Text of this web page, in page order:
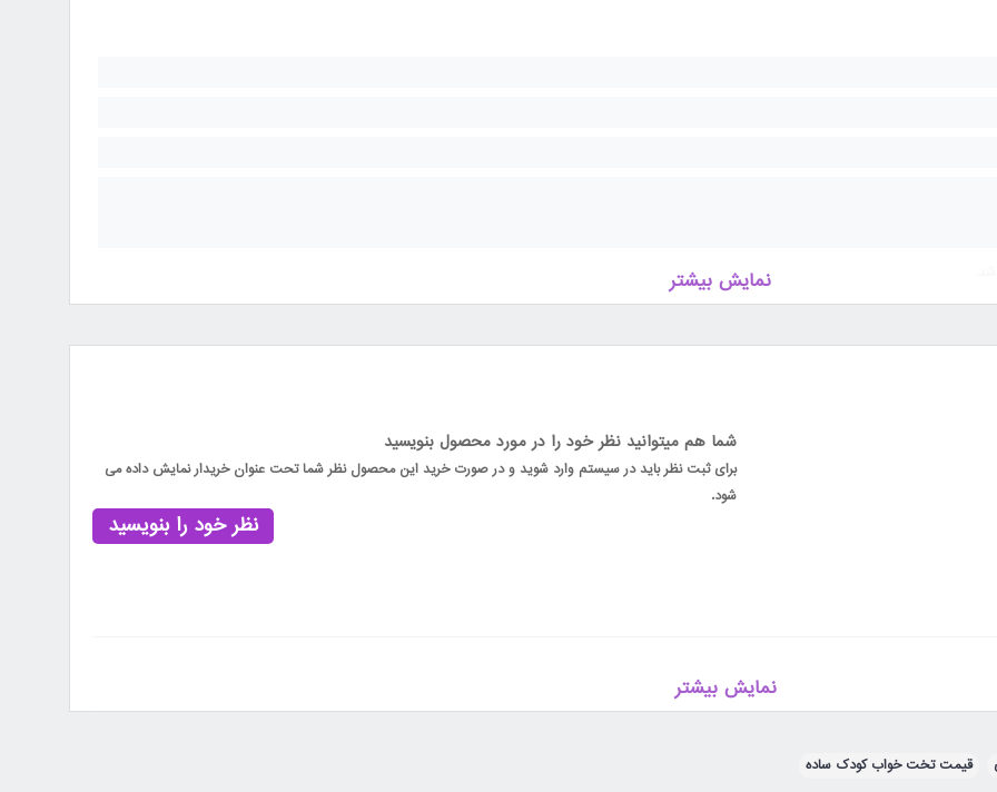
با 22307366-021 تماس بگیرید.
نمایش بیشتر
شما هم میتوانید نظر خود را در مورد محصول بنویسید
برای ثبت نظر باید در سیستم وارد شوید و در صورت خرید این محصول نظر شما تحت عنوان خریدار نمایش داده می
شود.
نظر خود را بنویسید
نمایش بیشتر
قیمت تخت خواب کودک ساده